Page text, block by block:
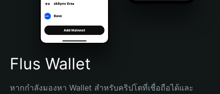
Português (Brasil)
Español (Argentina)
Flus Wallet
หากกำลังมองหา Wallet สำหรับคริปโตที่เชื่อถือได้และ